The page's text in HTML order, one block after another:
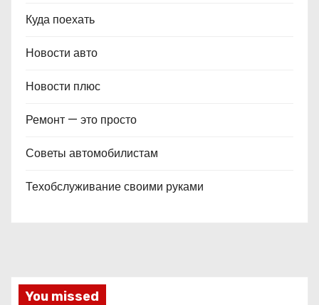
Куда поехать
Новости авто
Новости плюс
Ремонт — это просто
Советы автомобилистам
Техобслуживание своими руками
You missed